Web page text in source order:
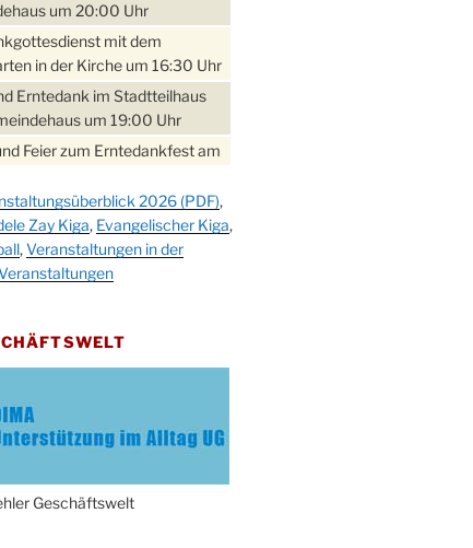
um 20:00 Uhr
mit dem
in der Kirche um 16:30 Uhr
Erntedank im Stadtteilhaus
um 19:00 Uhr
Feier zum Erntedankfest am
im Stadtteilhaus
im Cafe XXS
Andacht um 18:00 Uhr in der
Gottesdienst in der
im Ev. Gemeindehaus um
MGV im Stadtteilhaus um
2026 (PDF),
Zay Kiga, Evangelischer Kiga,
,Veranstaltungen in der
Geschäftswelt